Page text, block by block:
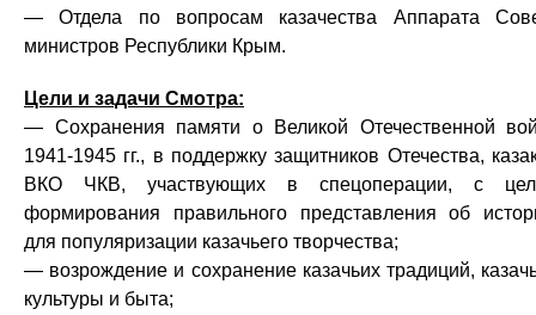
— Отдела по вопросам казачества Аппарата
министров Республики Крым.
Цели и задачи Смотра:
— Сохранения памяти о Великой Отечественной
1941-1945 гг., в поддержку защитников Отечества,
ВКО ЧКВ, участвующих в спецоперации, с
формирования правильного представления об
для популяризации казачьего творчества;
— возрождение и сохранение казачьих традиций,
культуры и быта;